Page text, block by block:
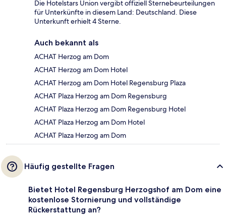
Die Hotelstars Union vergibt offiziell Sternebeurteilungen
für Unterkünfte in diesem Land: Deutschland. Diese
Unterkunft erhielt 4 Sterne.
Auch bekannt als
ACHAT Herzog am Dom
ACHAT Herzog am Dom Hotel
ACHAT Herzog am Dom Hotel Regensburg Plaza
ACHAT Plaza Herzog am Dom Regensburg
ACHAT Plaza Herzog am Dom Regensburg Hotel
ACHAT Plaza Herzog am Dom Hotel
ACHAT Plaza Herzog am Dom
Häufig gestellte Fragen
Bietet Hotel Regensburg Herzogshof am Dom eine
kostenlose Stornierung und vollständige
Rückerstattung an?